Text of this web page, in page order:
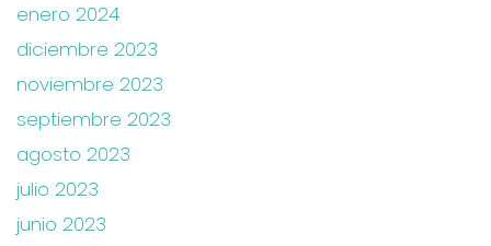
enero 2024
diciembre 2023
noviembre 2023
septiembre 2023
agosto 2023
julio 2023
junio 2023